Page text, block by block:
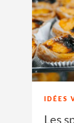
IDÉES
Les